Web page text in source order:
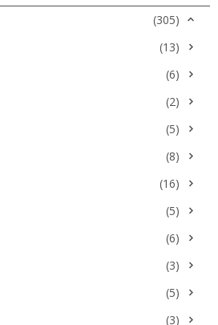
(305)
(13)
(6)
(2)
(5)
(8)
(16)
(5)
(6)
(3)
(5)
(3)